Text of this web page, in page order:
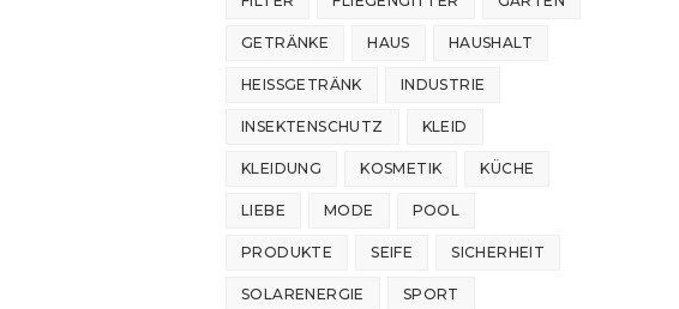
GETRÄNKE HAUS HAUSHALT
HEISSGETRÄNK INDUSTRIE
INSEKTENSCHUTZ KLEID
KLEIDUNG KOSMETIK KÜCHE
LIEBE MODE POOL
PRODUKTE SEIFE SICHERHEIT
SOLARENERGIE SPORT